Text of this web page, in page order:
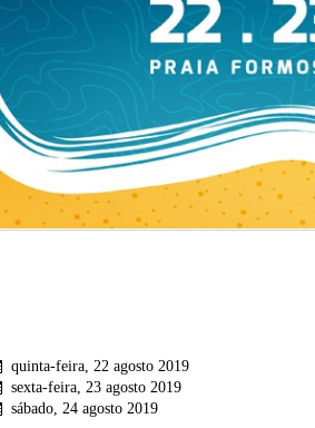
quinta-feira, 22 agosto 2019
sexta-feira, 23 agosto 2019
sábado, 24 agosto 2019